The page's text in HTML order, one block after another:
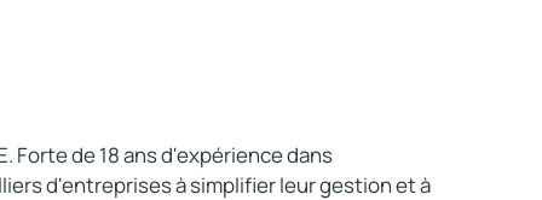
Forte de 18 ans d'expérience dans
d'entreprises à simplifier leur gestion et à